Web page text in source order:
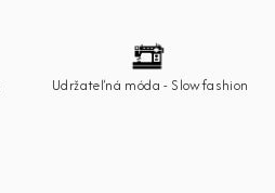
Udržateľná móda - Slowfashion